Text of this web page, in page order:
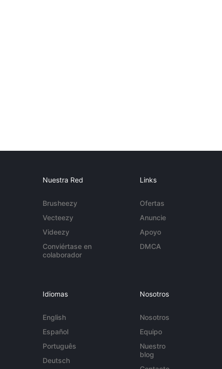
Nuestra Red
Brusheezy
Vecteezy
Videezy
Conviértase en
colaborador
Links
Ofertas
Anuncie
Apoyo
DMCA
Idiomas
English
Español
Português
Deutsch
Nosotros
Nosotros
Equipo
Nuestro
blog